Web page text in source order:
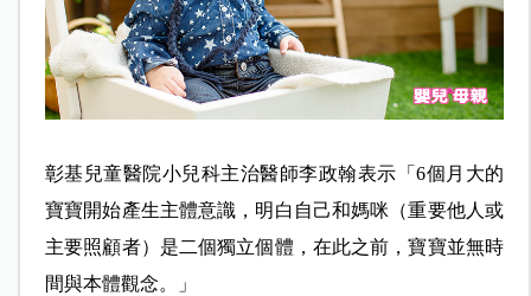
彰基兒童醫院小兒科主治醫師李政翰表示「6個月大的
寶寶開始產生主體意識，明白自己和媽咪（重要他人或
主要照顧者）是二個獨立個體，在此之前，寶寶並無時
間與本體觀念。」